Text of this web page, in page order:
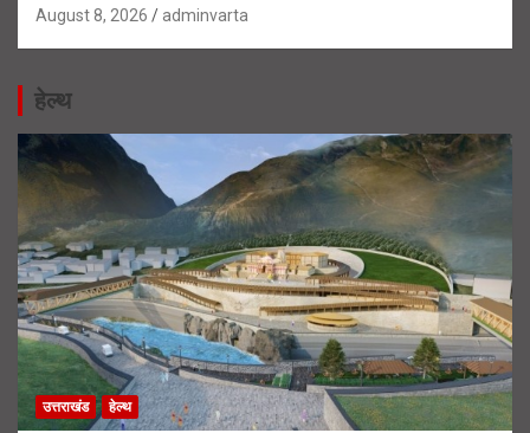
August 8, 2026 adminvarta
हेल्थ
उत्तराखंड हेल्थ